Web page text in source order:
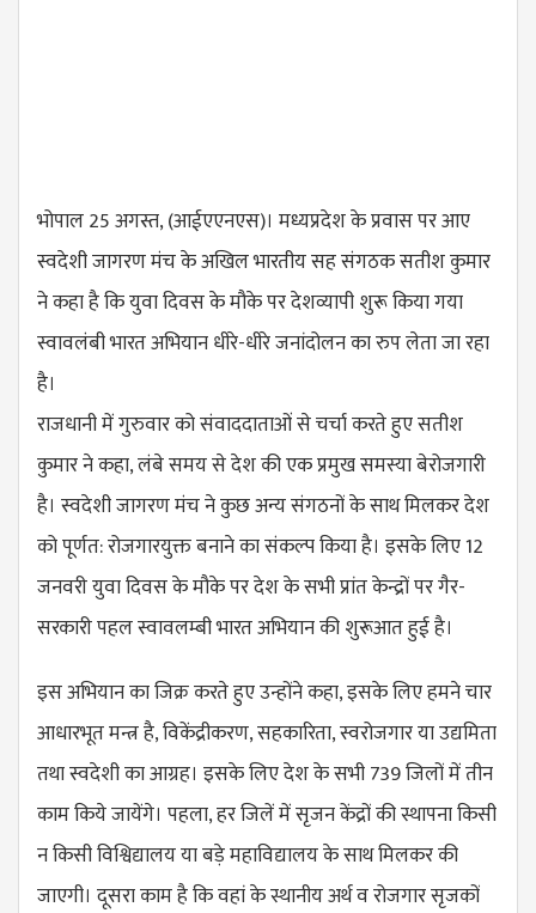
भोपाल 25 अगस्त, (आईएएनएस)। मध्यप्रदेश के प्रवास पर आए
स्वदेशी जागरण मंच के अखिल भारतीय सह संगठक सतीश कुमार
ने कहा है कि युवा दिवस के मौके पर देशव्यापी शुरू किया गया
स्वावलंबी भारत अभियान धीरे-धीरे जनांदोलन का रुप लेता जा रहा
है।
राजधानी में गुरुवार को संवाददाताओं से चर्चा करते हुए सतीश
कुमार ने कहा, लंबे समय से देश की एक प्रमुख समस्या बेरोजगारी
है। स्वदेशी जागरण मंच ने कुछ अन्य संगठनों के साथ मिलकर देश
को पूर्णत: रोजगारयुक्त बनाने का संकल्प किया है। इसके लिए 12
जनवरी युवा दिवस के मौके पर देश के सभी प्रांत केन्द्रों पर गैर-
सरकारी पहल स्वावलम्बी भारत अभियान की शुरूआत हुई है।
इस अभियान का जिक्र करते हुए उन्होंने कहा, इसके लिए हमने चार
आधारभूत मन्त्र है, विकेंद्रीकरण, सहकारिता, स्वरोजगार या उद्यमिता
तथा स्वदेशी का आग्रह। इसके लिए देश के सभी 739 जिलों में तीन
काम किये जायेंगे। पहला, हर जिलें में सृजन केंद्रों की स्थापना किसी
न किसी विश्विद्यालय या बड़े महाविद्यालय के साथ मिलकर की
जाएगी। दूसरा काम है कि वहां के स्थानीय अर्थ व रोजगार सृजकों